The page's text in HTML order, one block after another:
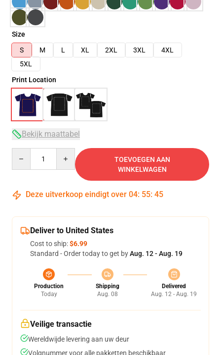
Size
S
M L XL 2XL 3XL
4XL
5XL
Print Location
Bekijk maattabel
TOEVOEGEN AAN
WINKELWAGEN
Deze uitverkoop eindigt over 04: 55: 45
Deliver to United States
Cost to ship:$6.99
Standard - Order today to get byAug. 12 - Aug. 19
Production
Today
Shipping
Aug. 08
Delivered
Aug. 12 - Aug. 19
Veilige transactie
Wereldwijde levering aan uw deur
Volgnummer voor alle pakketten beschikbaar